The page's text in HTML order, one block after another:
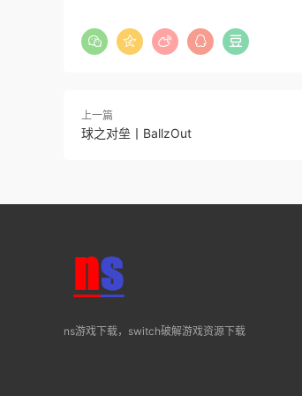
上一篇
球之对垒丨BallzOut
ns游戏下载，switch破解游戏资源下载